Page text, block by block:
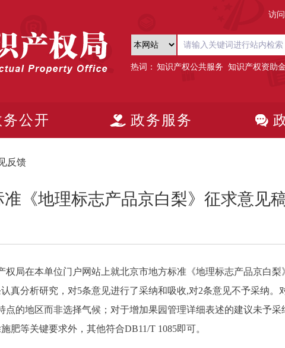
访
热词： 知识产权公共服务 知识产权资助金
务公开 政务服务
反馈
《地理标志产品京白梨》征求意见
权局在本单位门户网站上就北京市地方标准《地理标志产品京白
真分析研究，对5条意见进行了采纳和吸收,对2条意见不予采纳。
点的地区而非选择气候；对于增加果园管理详细表述的建议未予
肥等关键要求外，其他符合DB11/T 1085即可。